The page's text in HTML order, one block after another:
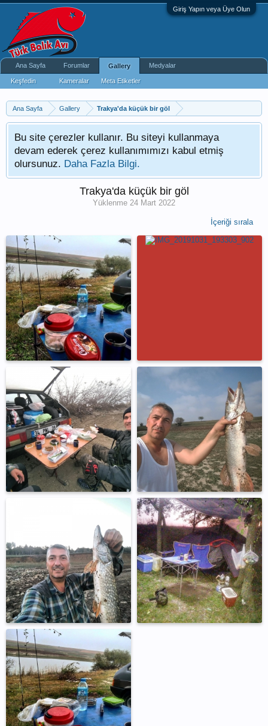
Giriş Yapın veya Üye Olun
Ana Sayfa Gallery Trakya'da küçük bir göl
Bu site çerezler kullanır. Bu siteyi kullanmaya
devam ederek çerez kullanımımızı kabul etmiş
olursunuz. Daha Fazla Bilgi.
Trakya'da küçük bir göl
Yüklenme 24 Mart 2022
İçeriği sırala
Ana Sayfa Forumlar Gallery
Keşfedin Kameralar Meta Etiketler
Medyalar